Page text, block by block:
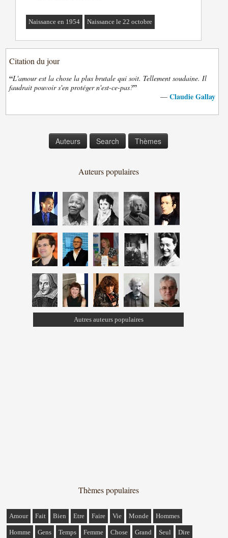
Naissance en 1954 Naissance le 22 octobre
Citation du jour
“L'amour est la chose la plus brutale qui soit. Tellement soudaine. Il
faudrait pouvoir s'en protéger n'est-ce-pas?”
— Claudie Gallay
Auteurs Search Thèmes
Auteurs populaires
Autres auteurs populaires
Thèmes populaires
Amour Fait Bien Etre Faire Vie Monde Hommes
Homme Gens Temps Femme Chose Grand Seul Dire